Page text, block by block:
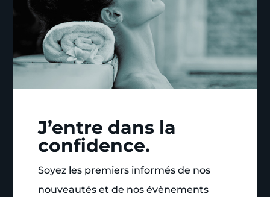
J’entre dans la
confidence.
Soyez les premiers informés de nos
nouveautés et de nos évènements